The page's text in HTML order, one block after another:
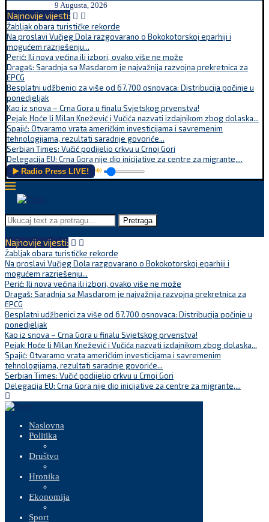
9 Augusta, 2026
Najnovije vijesti:
Žabljak obara turističke rekorde
Na proslavi Vučjeg Dola razgovarano o Bokokotorskoj eparhiji i
mogućem razrješenju...
Perić: Ili nova većina ili izbori, ovako više ne može
Dragaš: Saradnja sa Masdarom je najvažnija razvojna prekretnica za
EPCG
Besplatni udžbenici za više od 67.700 osnovaca: Distribucija počinje u
ponedjeljak
Kao iz snova – Crna Gora u finalu Svjetskog prvenstva!
Pejak: Hoće li Milan Knežević i Vučića nazvati izdajnikom zbog dolaska...
Spajić: Otvaramo vrata američkim investicijama i savremenim
tehnologijama, rezultati saradnje govoriće...
Serbian Times: Vučić podijelio crkvu u Crnoj Gori
Delegacija EU: Crna Gora nije dio inicijative za centre za migrante,...
▶️ Radio Press LIVE! 🔊
Pretraga
Najnovije vijesti:
Žabljak obara turističke rekorde
Na proslavi Vučjeg Dola razgovarano o Bokokotorskoj eparhiji i
mogućem razrješenju...
Perić: Ili nova većina ili izbori, ovako više ne može
Dragaš: Saradnja sa Masdarom je najvažnija razvojna prekretnica za
EPCG
Besplatni udžbenici za više od 67.700 osnovaca: Distribucija počinje u
ponedjeljak
Kao iz snova – Crna Gora u finalu Svjetskog prvenstva!
Pejak: Hoće li Milan Knežević i Vučića nazvati izdajnikom zbog dolaska...
Spajić: Otvaramo vrata američkim investicijama i savremenim
tehnologijama, rezultati saradnje govoriće...
Serbian Times: Vučić podijelio crkvu u Crnoj Gori
Delegacija EU: Crna Gora nije dio inicijative za centre za migrante,...
Naslovna
Politika
Društvo
Hronika
Ekonomija
Sport